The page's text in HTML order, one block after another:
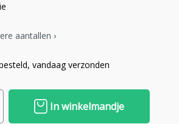
aantallen ›
vandaag verzonden
In winkelmandje